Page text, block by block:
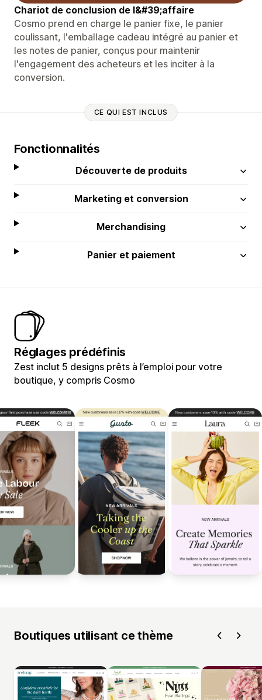
Chariot de conclusion de l&#39;affaire
Cosmo prend en charge le panier fixe, le panier
coulissant, l'emballage cadeau intégré au panier et
les notes de panier, conçus pour maintenir
l'engagement des acheteurs et les inciter à la
conversion.
CE QUI EST INCLUS
Fonctionnalités
Découverte de produits
Marketing et conversion
Merchandising
Panier et paiement
Réglages prédéfinis
Zest inclut 5 designs prêts à l’emploi pour votre
boutique, y compris Cosmo
Boutiques utilisant ce thème